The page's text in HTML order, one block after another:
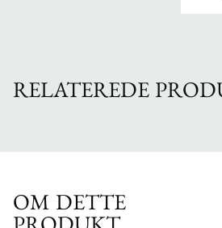
RELATEREDE
OM DETTE